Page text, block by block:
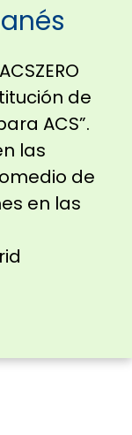
de
ACS”.
las
de
en las